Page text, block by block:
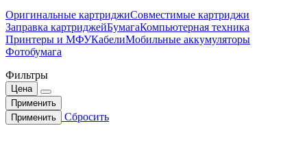
Оригинальные картриджиСовместимые картриджи
Заправка картриджейБумагаКомпьютерная техника
Принтеры и МФУКабелиМобильные аккумуляторы
Фотобумага
Фильтры
Цена
Применить
Применить
Сбросить